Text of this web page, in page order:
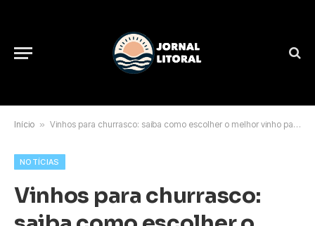
Início » Vinhos para churrasco: saiba como escolher o melhor vinho para cada prato
NOTÍCIAS
Vinhos para churrasco: